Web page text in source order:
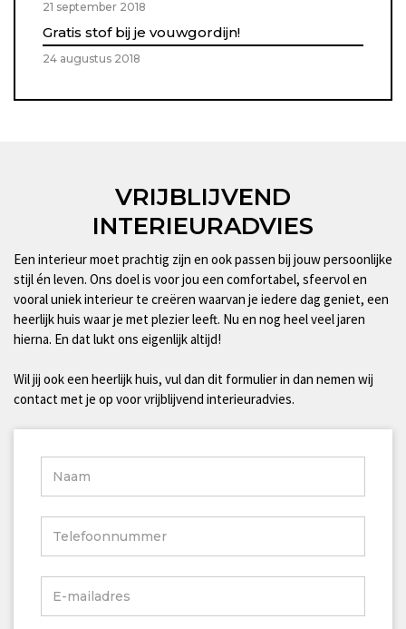
21 september 2018
Gratis stof bij je vouwgordijn!
24 augustus 2018
VRIJBLIJVEND
INTERIEURADVIES
Een interieur moet prachtig zijn en ook passen bij jouw persoonlijke
stijl én leven. Ons doel is voor jou een comfortabel, sfeervol en
vooral uniek interieur te creëren waarvan je iedere dag geniet, een
heerlijk huis waar je met plezier leeft. Nu en nog heel veel jaren
hierna. En dat lukt ons eigenlijk altijd!
Wil jij ook een heerlijk huis, vul dan dit formulier in dan nemen wij
contact met je op voor vrijblijvend interieuradvies.